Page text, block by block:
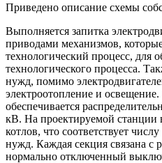
Приведено описание схемы
Выполняется запитка
приводами механизмов,
технологический процесс, для
технологического процесса.
нужд, помимо
электроотопление и
обеспечивается
кВ. На проектируемой станции
котлов, что соответствует
нужд. Каждая секция связана с
нормально отключенный